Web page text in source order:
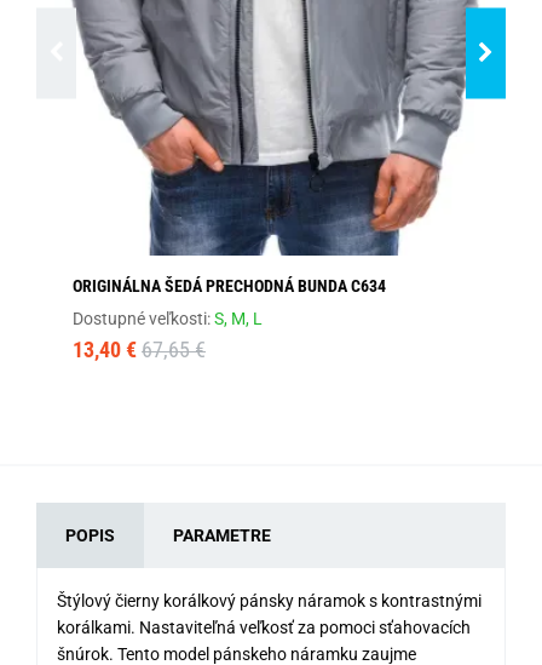
ORIGINÁLNA ŠEDÁ PRECHODNÁ BUNDA C634
Dostupné veľkosti:S, M, L
13,40 € 67,65 €
POPIS PARAMETRE
Štýlový čierny korálkový pánsky náramok s kontrastnými
korálkami. Nastaviteľná veľkosť za pomoci sťahovacích
šnúrok. Tento model pánskeho náramku zaujme